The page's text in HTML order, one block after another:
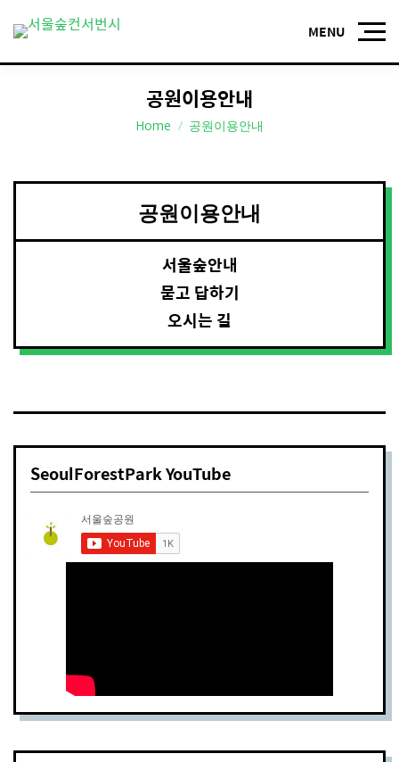
공원이용안내
You are here:
Home 공원이용안내
공원이용안내
서울숲안내
묻고 답하기
오시는 길
SeoulForestPark YouTube